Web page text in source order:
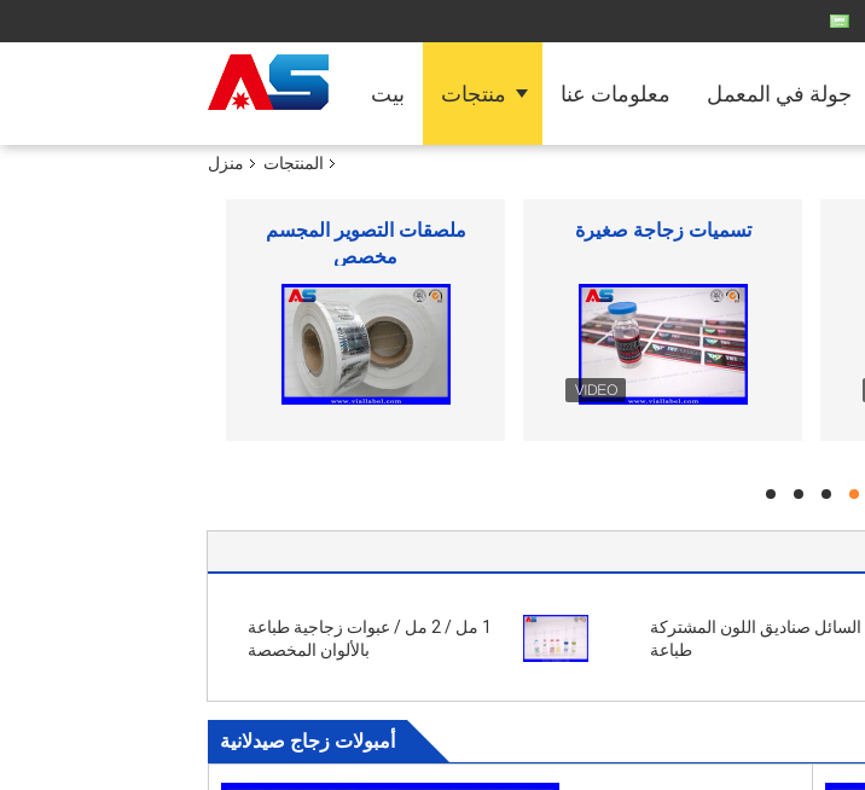
بيت منتجات معلومات عنا جولة في المعمل
منزل المنتجات
زجاجات بلاستيكية حبوب منع
مربع التعبئة والتغليف الصيدلانية
hd
hd
hd
hd
1 مل / 2 مل / عبوات زجاجية طباعة
بالألوان المخصصة
10ML E السائل صناديق اللون المشتركة
طباعة
أمبولات زجاج صيدلانية